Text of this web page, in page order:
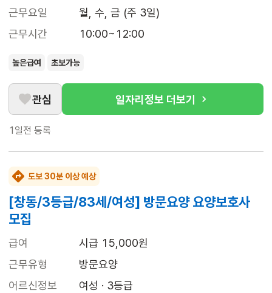
근무요일
월, 수, 금 (주 3일)
근무시간
10:00~12:00
높은급여 초보가능
관심 일자리정보 더보기
1일전 등록
도보 30분 이상 예상
[창동/3등급/83세/여성] 방문요양 요양보호사
모집
급여
시급 15,000원
근무유형
방문요양
어르신정보
여성 · 3등급